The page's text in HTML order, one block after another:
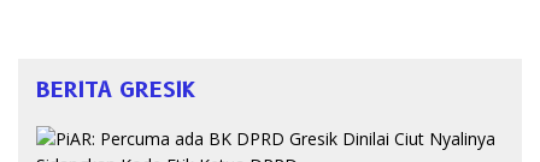
BERITA GRESIK